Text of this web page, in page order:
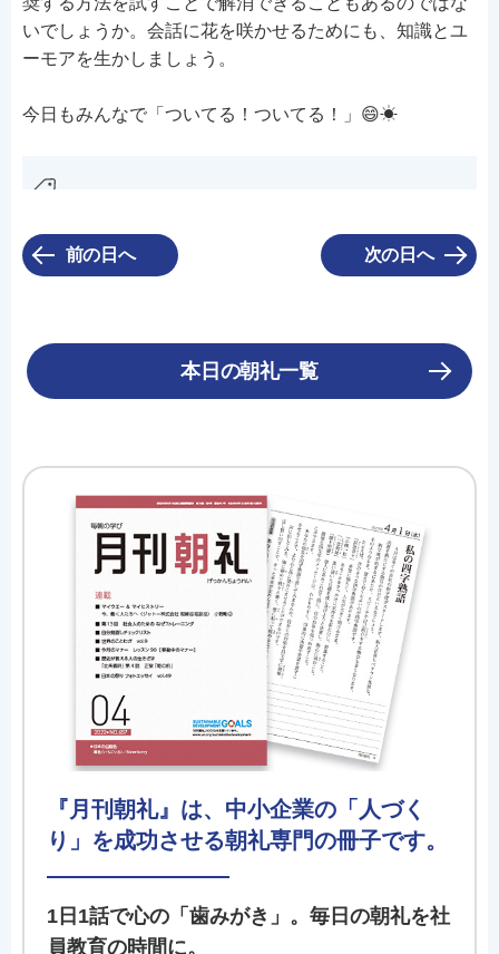
いでしょうか。会話に花を咲かせるためにも、知識とユ
ーモアを生かしましょう。
今日もみんなで「ついてる！ついてる！」😄☀
前の日へ 次の日へ
本日の朝礼一覧
『月刊朝礼』は、中小企業の「人づく
り」を成功させる朝礼専門の冊子です。
1日1話で心の「歯みがき」。毎日の朝礼を社
員教育の時間に。